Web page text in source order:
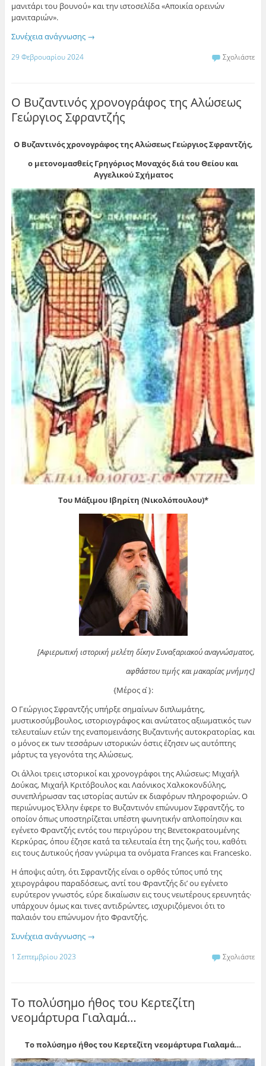
μανιτάρι του βουνού» και την ιστοσελίδα «Αποικία ορεινών
μανιταριών».
Συνέχεια ανάγνωσης →
29 Φεβρουαρίου 2024 Σχολιάστε
Ο Βυζαντινός χρονογράφος της Αλώσεως
Γεώργιος Σφραντζής
Ο Βυζαντινός χρονογράφος της Αλώσεως Γεώργιος Σφραντζής,
ο μετονομασθείς Γρηγόριος Μοναχός διά του Θείου και
Αγγελικού Σχήματος
Του Μάξιμου Ιβηρίτη (Νικολόπουλου)*
[Αφιερωτική ιστορική μελέτη δίκην Συναξαριακού αναγνώσματος,
αφθάστου τιμής και μακαρίας μνήμης]
{Μέρος α ́}:
Ο Γεώργιος Σφραντζής υπήρξε σημαίνων διπλωμάτης,
μυστικοσύμβουλος, ιστοριογράφος και ανώτατος αξιωματικός των
τελευταίων ετών της εναπομεινάσης Βυζαντινής αυτοκρατορίας, και
ο μόνος εκ των τεσσάρων ιστορικών όστις έζησεν ως αυτόπτης
μάρτυς τα γεγονότα της Αλώσεως.
Οι άλλοι τρεις ιστορικοί και χρονογράφοι της Αλώσεως: Μιχαήλ
Δούκας, Μιχαήλ Κριτόβουλος και Λαόνικος Χαλκοκονδύλης,
συνεπλήρωσαν τας ιστορίας αυτών εκ διαφόρων πληροφοριών. Ο
περιώνυμος Έλλην έφερε το Βυζαντινόν επώνυμον Σφραντζής, το
οποίον όπως υποστηρίζεται υπέστη φωνητικήν απλοποίησιν και
εγένετο Φραντζής εντός του περιγύρου της Βενετοκρατουμένης
Κερκύρας, όπου έζησε κατά τα τελευταία έτη της ζωής του, καθότι
εις τους Δυτικούς ήσαν γνώριμα τα ονόματα Frances και Francesko.
Η άποψις αύτη, ότι Σφραντζής είναι ο ορθός τύπος υπό της
χειρογράφου παραδόσεως, αντί του Φραντζής δι’ ου εγένετο
ευρύτερον γνωστός, εύρε δικαίωσιν εις τους νεωτέρους ερευνητάς·
υπάρχουν όμως και τινες αντιδρώντες, ισχυριζόμενοι ότι το
παλαιόν του επώνυμον ήτο Φραντζής.
Συνέχεια ανάγνωσης →
1 Σεπτεμβρίου 2023 Σχολιάστε
Το πολύσημο ήθος του Κερτεζίτη
νεομάρτυρα Γιαλαμά…
Το πολύσημο ήθος του Κερτεζίτη νεομάρτυρα Γιαλαμά…